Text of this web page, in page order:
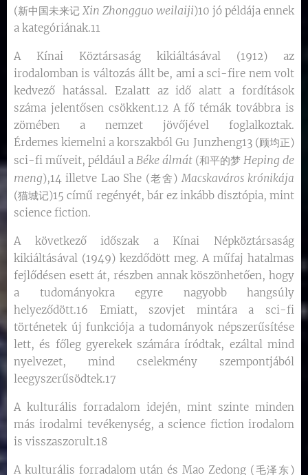
(新中国未来记Xin Zhongguo weilaiji)10 jó példája ennek
a kategóriának.11
A Kínai Köztársaság kikiáltásával (1912) az
irodalomban is változás állt be, ami a sci-fire nem volt
kedvező hatással. Ezalatt az idő alatt a fordítások
száma jelentősen csökkent.12 A fő témák továbbra is
zömében a nemzet jövőjével foglalkoztak.
Érdemes kiemelni a korszakból Gu Junzheng13 (顾均正)
sci-fi műveit, például a Béke álmát (和平的梦 Heping de
meng),14 illetve Lao She (老舍)Macskaváros krónikája
(猫城记)15 című regényét, bár ez inkább disztópia, mint
science fiction.
A következő időszak a Kínai Népköztársaság
kikiáltásával (1949) kezdődött meg. A műfaj hatalmas
fejlődésen esett át, részben annak köszönhetően, hogy
a tudományokra egyre nagyobb hangsúly
helyeződött.16 Emiatt, szovjet mintára a sci-fi
történetek új funkciója a tudományok népszerűsítése
lett, és főleg gyerekek számára íródtak, ezáltal mind
nyelvezet, mind cselekmény szempontjából
leegyszerűsödtek.17
A kulturális forradalom idején, mint szinte minden
más irodalmi tevékenység, a science fiction irodalom
is visszaszorult.18
A kulturális forradalom után és Mao Zedong (毛泽东)